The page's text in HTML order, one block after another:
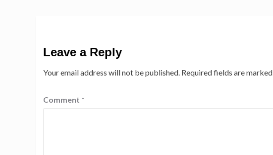
Leave a Reply
Your email address will not be published. Required fields are marked
Comment *